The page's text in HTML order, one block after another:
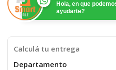
Hola, en que
ayudarte?
Calculá tu entrega
Departamento